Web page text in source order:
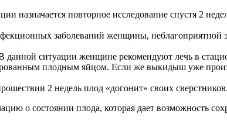
назначается повторное исследование спустя 2
заболеваний женщины, неблагоприятной
ситуации женщине рекомендуют лечь в
плодным яйцом. Если же выкидыш уже
2 недель плод «догонит» своих сверстников.
о состоянии плода, которая дает возможность